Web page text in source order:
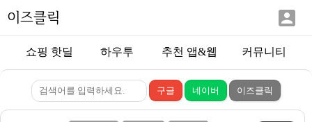
이즈클릭 
쇼핑 핫딜 하우투 추천 앱&웹 커뮤니티